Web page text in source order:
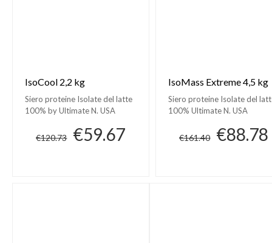
IsoCool 2,2 kg
Siero proteine Isolate del latte
100% by Ultimate N. USA
€120.73 €59.67
IsoMass Extreme 4,5 kg
Siero proteine Isolate del
100% Ultimate N. USA
€161.40 €88.78